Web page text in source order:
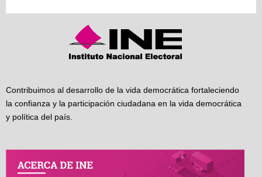
Contribuimos al desarrollo de la vida democrática fortaleciendo
la confianza y la participación ciudadana en la vida democrática
y política del país.